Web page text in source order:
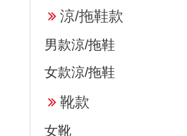
涼/拖鞋款
男款涼/拖鞋
女款涼/拖鞋
靴款
女靴